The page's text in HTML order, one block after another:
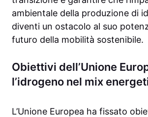
ambientale della produzione di
diventi un ostacolo al suo
futuro della mobilità sostenibile.
Obiettivi dell’Unione
l’idrogeno nel mix
L’Unione Europea ha fissato